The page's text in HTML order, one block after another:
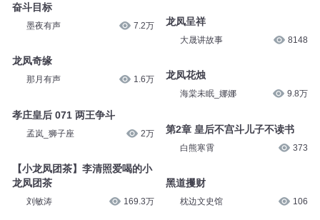
奋斗目标
墨夜有声 7.2万
龙凤奇缘
那月有声 1.6万
孝庄皇后 071 两王争斗
孟岚_狮子座 2万
【小龙凤团茶】李清照爱喝的小
龙凤团茶
刘敏涛 169.3万
龙凤呈祥
大晟讲故事 8148
龙凤花烛
海棠未眠_娜娜 9.8万
第2章 皇后不宫斗儿子不读书
白熊寒霄 373
黑道攫财
枕边文史馆 106